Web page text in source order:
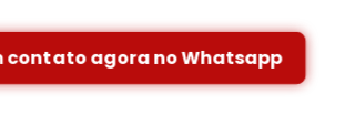
contato agora no Whatsapp